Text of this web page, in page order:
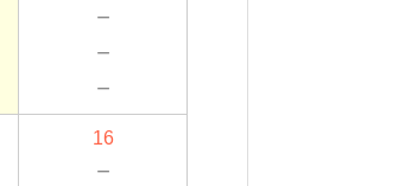
－
－
－
16
－